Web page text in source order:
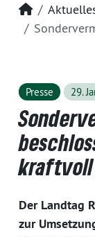
Startseite
Presse 29.
Der Landtag
zur